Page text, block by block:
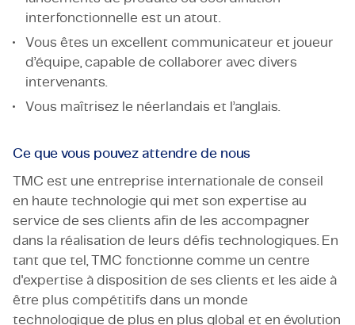
interfonctionnelle est un atout.
Vous êtes un excellent communicateur et joueur
d’équipe, capable de collaborer avec divers
intervenants.
Vous maîtrisez le néerlandais et l’anglais.
Ce que vous pouvez attendre de nous
TMC est une entreprise internationale de conseil
en haute technologie qui met son expertise au
service de ses clients afin de les accompagner
dans la réalisation de leurs défis technologiques. En
tant que tel, TMC fonctionne comme un centre
d'expertise à disposition de ses clients et les aide à
être plus compétitifs dans un monde
technologique de plus en plus global et en évolution